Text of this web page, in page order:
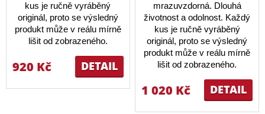
kus je ručně vyráběný
originál, proto se výsledný
produkt může v reálu mírně
lišit od zobrazeného.
DETAIL
920 Kč
mrazuvzdorná. Dlouhá
životnost a odolnost. Každý
kus je ručně vyráběný
originál, proto se výsledný
produkt může v reálu mírně
lišit od zobrazeného.
DETAIL
1 020 Kč